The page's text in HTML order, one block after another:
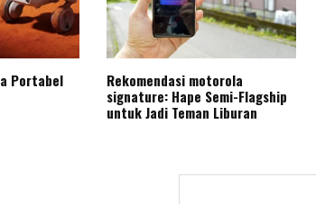
Portabel
Rekomendasi motorola
signature: Hape Semi-Flagship
untuk Jadi Teman Liburan